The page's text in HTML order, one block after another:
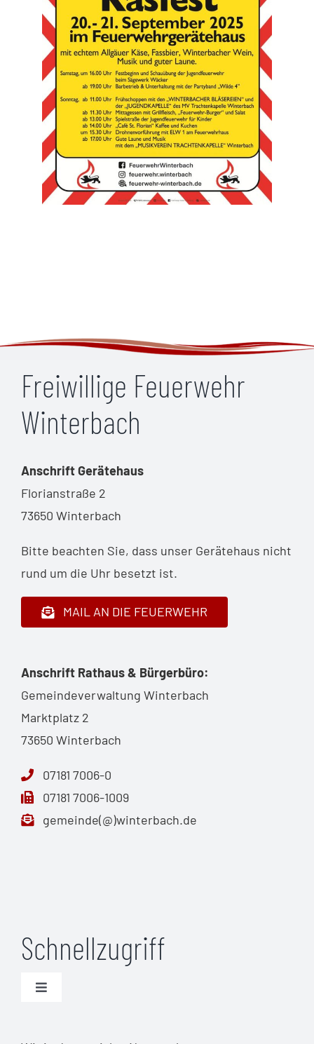
Freiwillige Feuerwehr
Winterbach
Anschrift Gerätehaus
Florianstraße 2
73650 Winterbach
Bitte beachten Sie, dass unser Gerätehaus nicht
rund um die Uhr besetzt ist.
MAIL AN DIE FEUERWEHR
Anschrift Rathaus & Bürgerbüro:
Gemeindeverwaltung Winterbach
Marktplatz 2
73650 Winterbach
07181 7006-0
07181 7006-1009
gemeinde(@)winterbach.de
Schnellzugriff
Toggle